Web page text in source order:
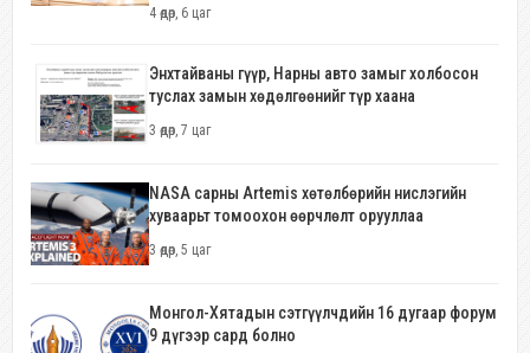
4 өдөр, 6 цаг
Энхтайваны гүүр, Нарны авто замыг холбосон
туслах замын хөдөлгөөнийг түр хаана
3 өдөр, 7 цаг
NASA сарны Artemis хөтөлбөрийн нислэгийн
хуваарьт томоохон өөрчлөлт орууллаа
3 өдөр, 5 цаг
Монгол-Хятадын сэтгүүлчдийн 16 дугаар форум
9 дүгээр сард болно